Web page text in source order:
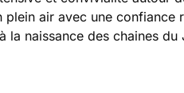
air avec une confiance
naissance des chaines du